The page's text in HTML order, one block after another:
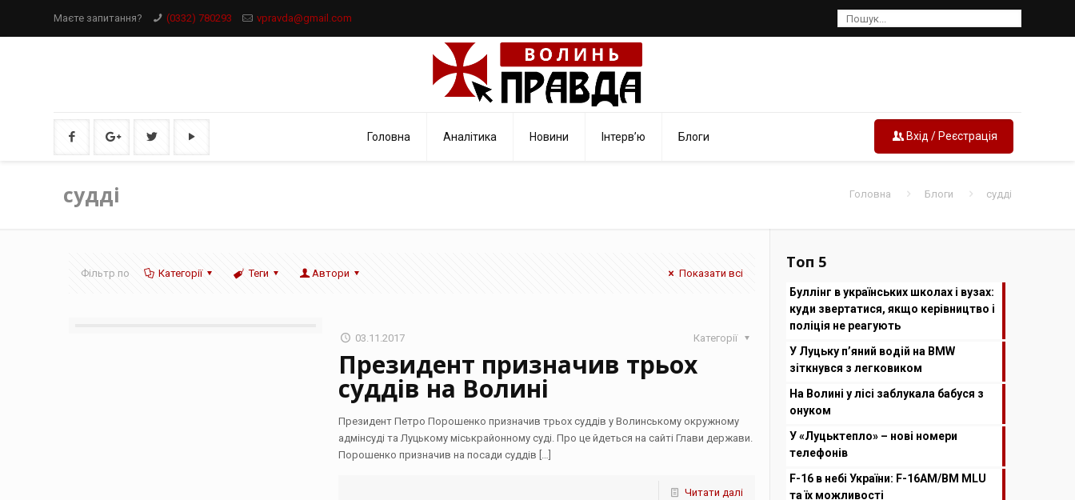
Маєте запитання? (0332) 780293 vpravda@gmail.com
Головна Аналітика Новини Інтерв’ю Блоги Вхід / Реєстрація
судді Головна Блоги судді
Фільтр по Категорії Теги Автори Показати всі
03.11.2017 Категорії
Президент призначив трьох
суддів на Волині
Президент Петро Порошенко призначив трьох суддів у Волинському окружному
адмінсуді та Луцькому міськрайонному суді. Про це йдеться на сайті Глави держави.
Порошенко призначив на посади суддів […]
Читати далі
Топ 5
Буллінг в українських школах і вузах:
куди звертатися, якщо керівництво і
поліція не реагують
У Луцьку п’яний водій на BMW
зіткнувся з легковиком
На Волині у лісі заблукала бабуся з
онуком
У «Луцьктепло» – нові номери
телефонів
F-16 в небі України: F-16AM/BM MLU
та їх можливості